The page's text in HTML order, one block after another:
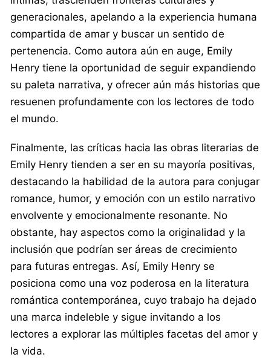
generacionales, apelando a la experiencia humana
compartida de amar y buscar un sentido de
pertenencia. Como autora aún en auge, Emily
Henry tiene la oportunidad de seguir expandiendo
su paleta narrativa, y ofrecer aún más historias que
resuenen profundamente con los lectores de todo
el mundo.
Finalmente, las críticas hacia las obras literarias de
Emily Henry tienden a ser en su mayoría positivas,
destacando la habilidad de la autora para conjugar
romance, humor, y emoción con un estilo narrativo
envolvente y emocionalmente resonante. No
obstante, hay aspectos como la originalidad y la
inclusión que podrían ser áreas de crecimiento
para futuras entregas. Así, Emily Henry se
posiciona como una voz poderosa en la literatura
romántica contemporánea, cuyo trabajo ha dejado
una marca indeleble y sigue invitando a los
lectores a explorar las múltiples facetas del amor y
la vida.